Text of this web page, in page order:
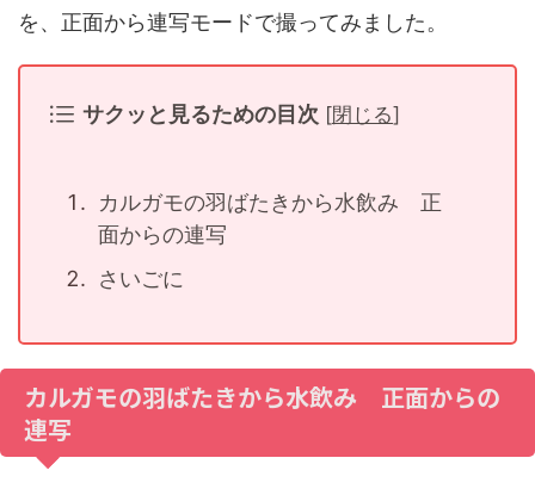
を、正面から連写モードで撮ってみました。
サクッと見るための目次 [閉じる]
カルガモの羽ばたきから水飲み 正
面からの連写
さいごに
カルガモの羽ばたきから水飲み 正面からの
連写